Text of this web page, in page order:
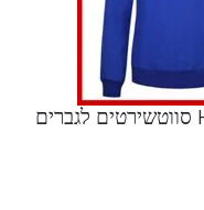
HUGO BOSS SWETER MEN סווטשירטים לגברים